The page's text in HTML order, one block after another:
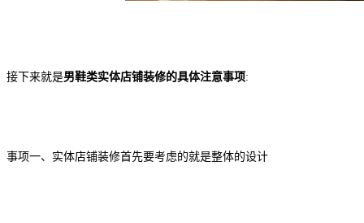
接下来就是男鞋类实体店铺装修的具体注意事项:
事项一、实体店铺装修首先要考虑的就是整体的设计